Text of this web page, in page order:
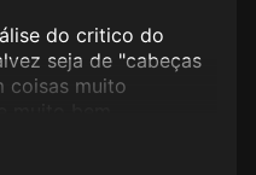
do critico do
seja de "cabeças
coisas muito
forma encontrada